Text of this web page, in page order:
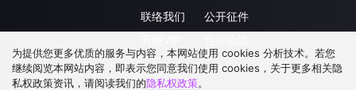
联络我们
公开征件
为提供您更多优质的服务与内容，本网站使用 cookies 分析技术。若您
继续阅览本网站内容，即表示您同意我们使用 cookies，关于更多相关隐
私权政策资讯，请阅读我们的隐私权政策。